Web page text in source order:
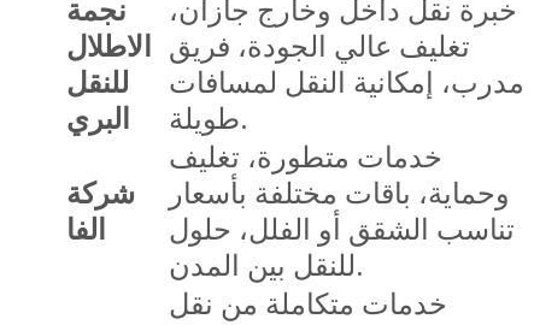
نجمة
الاطلال
للنقل
البري
خبرة نقل داخل وخارج جازان،
تغليف عالي الجودة، فريق
مدرب، إمكانية النقل لمسافات
طويلة.
شركة
الفا
خدمات متطورة، تغليف
وحماية، باقات مختلفة بأسعار
تناسب الشقق أو الفلل، حلول
للنقل بين المدن.
خدمات متكاملة من نقل